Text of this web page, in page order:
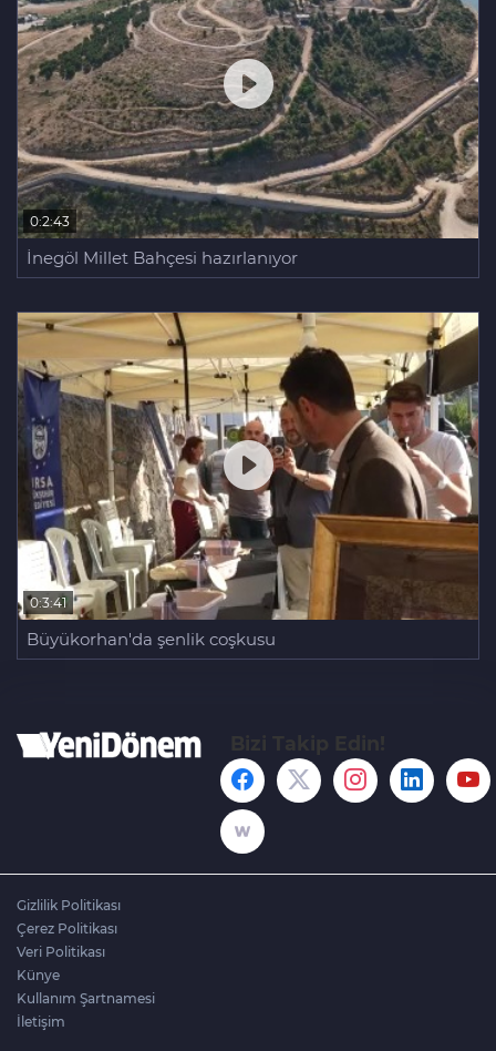
0:2:43
İnegöl Millet Bahçesi hazırlanıyor
0:3:41
Büyükorhan'da şenlik coşkusu
Gizlilik Politikası
Çerez Politikası
Veri Politikası
Künye
Kullanım Şartnamesi
İletişim